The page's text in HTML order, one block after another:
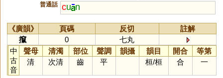
普通話 cu n
《廣韻》 頁碼 反切
註解
攛
0
七丸
中
古
音
聲母 清濁 部位 聲調 韻攝 韻目 開合
等第
清
次清 齒 平 桓/桓 合 一